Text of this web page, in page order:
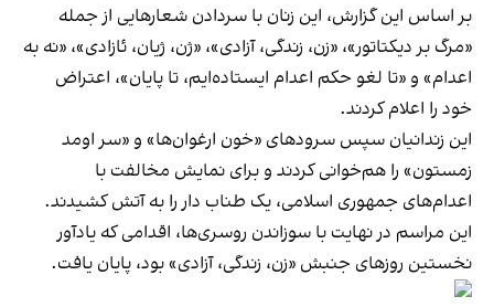
بر اساس این گزارش، این زنان با سردادن شعارهایی از جمله
«مرگ بر دیکتاتور»، «زن، زندگی، آزادی»، «ژن، ژیان، ئازادی»، «نه به
اعدام» و «تا لغو حکم اعدام ایستاده‌ایم، تا پایان»، اعتراض
خود را اعلام کردند.
این زندانیان سپس سرودهای «خون ارغوان‌ها» و «سر اومد
زمستون» را هم‌خوانی کردند و برای نمایش مخالفت با
اعدام‌های جمهوری اسلامی، یک طناب دار را به آتش کشیدند.
این مراسم در نهایت با سوزاندن روسری‌ها، اقدامی که یادآور
نخستین روزهای جنبش «زن، زندگی، آزادی» بود، پایان یافت.